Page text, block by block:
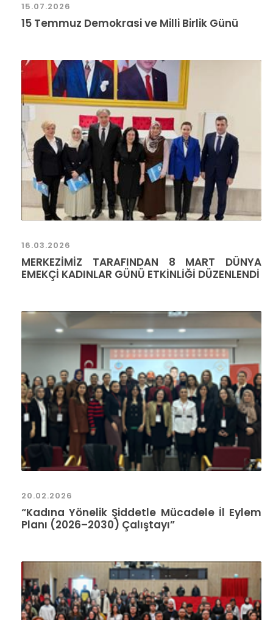
15.07.2026
15 Temmuz Demokrasi ve Milli Birlik Günü
16.03.2026
MERKEZİMİZ TARAFINDAN 8 MART DÜNYA
EMEKÇİ KADINLAR GÜNÜ ETKİNLİĞİ DÜZENLENDİ
20.02.2026
“Kadına Yönelik Şiddetle Mücadele İl Eylem
Planı (2026–2030) Çalıştayı”